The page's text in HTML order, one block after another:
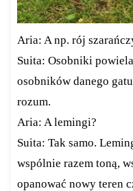
Aria: A np. rój
Suita: Osobniki
osobników danego
rozum.
Aria: A lemingi?
Suita: Tak samo.
wspólnie razem toną,
opanować nowy teren